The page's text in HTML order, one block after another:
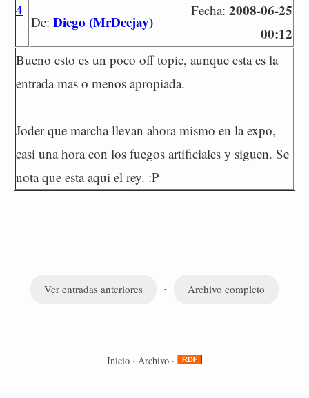
4
De: Diego (MrDeejay)
Fecha: 2008-06-25
00:12
Bueno esto es un poco off topic, aunque esta es la
entrada mas o menos apropiada.
Joder que marcha llevan ahora mismo en la expo,
casi una hora con los fuegos artificiales y siguen. Se
nota que esta aqui el rey. :P
Ver entradas anteriores · Archivo completo
Inicio · Archivo ·